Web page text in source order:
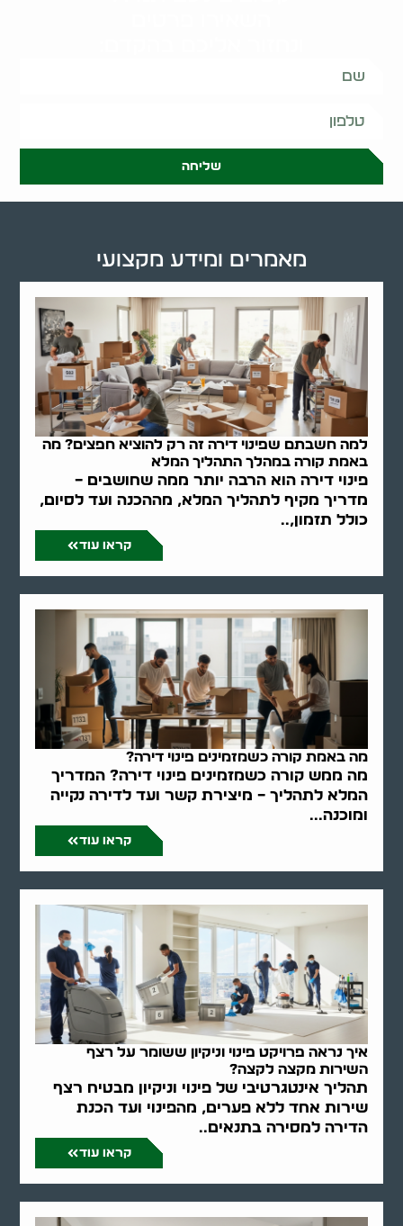
שליחה
למה חשבתם שפינוי דירה זה רק להוציא חפצים? מה
באמת קורה במהלך התהליך המלא
פינוי דירה הוא הרבה יותר ממה שחושבים –
מדריך מקיף לתהליך המלא, מההכנה ועד לסיום,
כולל תזמון,..
קראו עוד
מה באמת קורה כשמזמינים פינוי דירה?
מה ממש קורה כשמזמינים פינוי דירה? המדריך
המלא לתהליך – מיצירת קשר ועד לדירה נקייה
ומוכנה...
קראו עוד
איך נראה פרויקט פינוי וניקיון ששומר על רצף
השירות מקצה לקצה?
תהליך אינטגרטיבי של פינוי וניקיון מבטיח רצף
שירות אחד ללא פערים, מהפינוי ועד הכנת
הדירה למסירה בתנאים..
קראו עוד
מאמרים ומידע מקצועי